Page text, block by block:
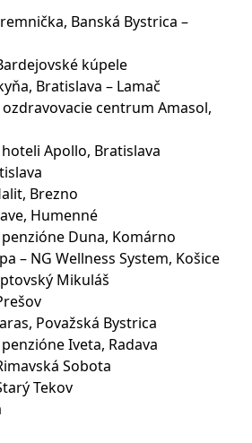
Banská Bystrica –
kúpele
Bratislava – Lamač
centrum Amasol,
Apollo, Bratislava
Brezno
Humenné
Duna, Komárno
– NG Wellness System, Košice
Mikuláš
Považská Bystrica
Iveta, Radava
Sobota
Tekov